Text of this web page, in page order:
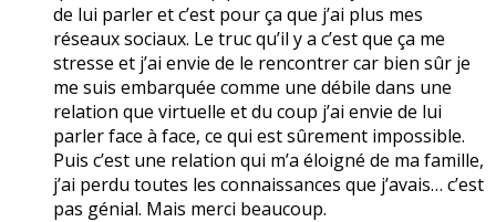
de lui parler et c’est pour ça que j’ai plus mes
réseaux sociaux. Le truc qu’il y a c’est que ça me
stresse et j’ai envie de le rencontrer car bien sûr je
me suis embarquée comme une débile dans une
relation que virtuelle et du coup j’ai envie de lui
parler face à face, ce qui est sûrement impossible.
Puis c’est une relation qui m’a éloigné de ma famille,
j’ai perdu toutes les connaissances que j’avais… c’est
pas génial. Mais merci beaucoup.